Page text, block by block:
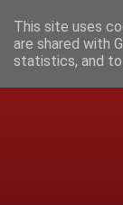
This site uses
are shared with
statistics, and